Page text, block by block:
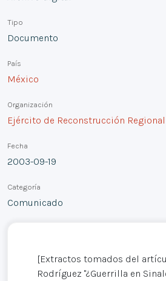
Tipo
Documento
País
México
Organización
Ejército de Reconstrucción Regional
Fecha
2003-09-19
Categoría
Comunicado
[Extractos tomados del
Rodríguez "¿Guerrilla en